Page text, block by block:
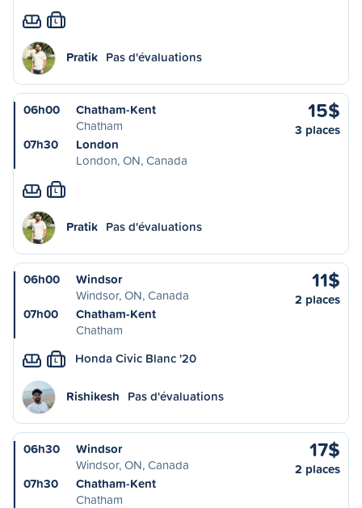
L
Pratik Pas d'évaluations
06h00
Chatham-Kent
Chatham
07h30
London
London, ON, Canada
15$
3 places
L
Pratik Pas d'évaluations
06h00
Windsor
Windsor, ON, Canada
07h00
Chatham-Kent
Chatham
11$
2 places
L Honda Civic Blanc '20
Rishikesh Pas d'évaluations
06h30
Windsor
Windsor, ON, Canada
07h30
Chatham-Kent
Chatham
17$
2 places